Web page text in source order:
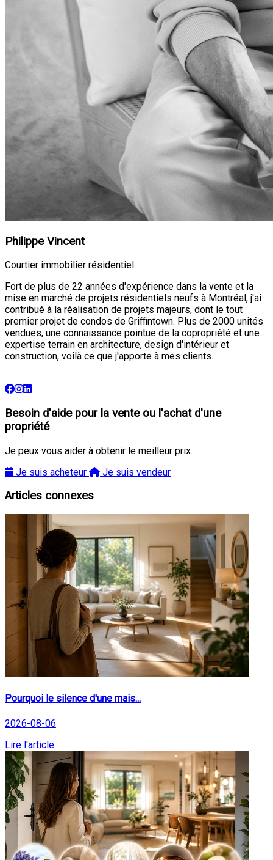
Philippe Vincent
Courtier immobilier résidentiel
Fort de plus de 22 années d'expérience dans la vente et la
mise en marché de projets résidentiels neufs à Montréal, j'ai
contribué à la réalisation de projets majeurs, dont le tout
premier projet de condos de Griffintown. Plus de 2000 unités
vendues, une connaissance pointue de la copropriété et une
expertise terrain en architecture, design d'intérieur et
construction, voilà ce que j'apporte à mes clients.
Besoin d'aide pour la vente ou l'achat d'une
propriété
Je peux vous aider à obtenir le meilleur prix.
Je suis acheteur
Je suis vendeur
Articles connexes
Pourquoi le silence d'une mais...
2026-08-06
Lire l'article